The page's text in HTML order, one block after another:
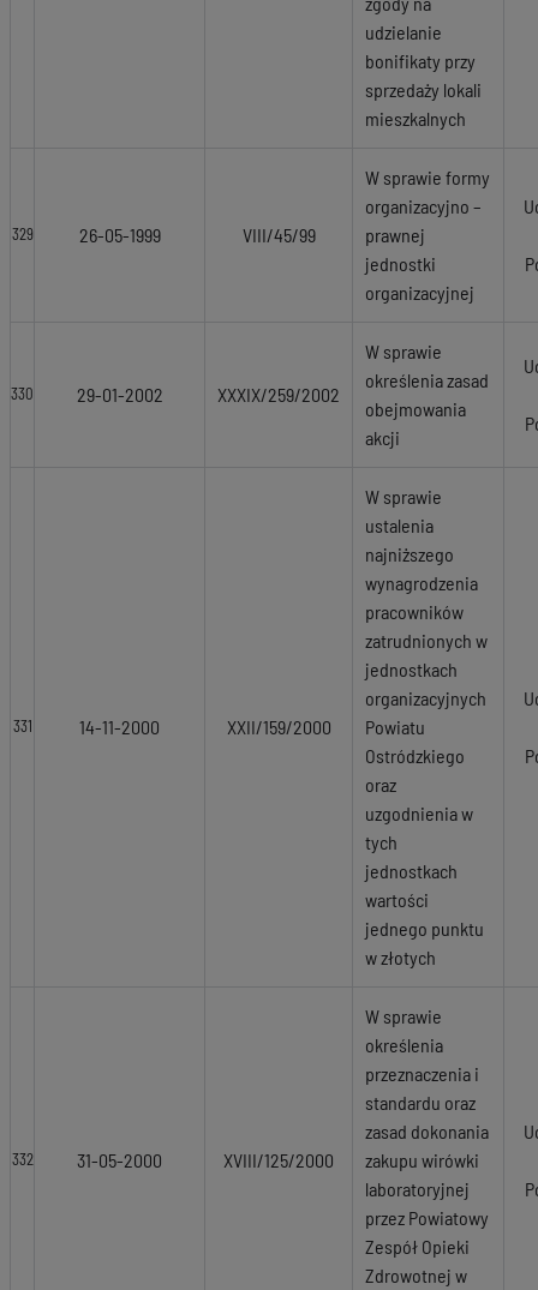
udzielanie
bonifikaty przy
sprzedaży lokali
mieszkalnych
329 26-05-1999 VIII/45/99
W sprawie formy
organizacyjno –
prawnej
jednostki
organizacyjnej
330 29-01-2002 XXXIX/259/2002
W sprawie
określenia zasad
obejmowania
akcji
331 14-11-2000 XXII/159/2000
W sprawie
ustalenia
najniższego
wynagrodzenia
pracowników
zatrudnionych w
jednostkach
organizacyjnych
Powiatu
Ostródzkiego
oraz
uzgodnienia w
tych
jednostkach
wartości
jednego punktu
w złotych
332 31-05-2000 XVIII/125/2000
W sprawie
określenia
przeznaczenia i
standardu oraz
zasad dokonania
zakupu wirówki
laboratoryjnej
przez Powiatowy
Zespół Opieki
Zdrowotnej w